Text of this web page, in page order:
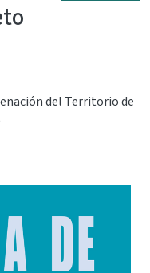
del Territorio de